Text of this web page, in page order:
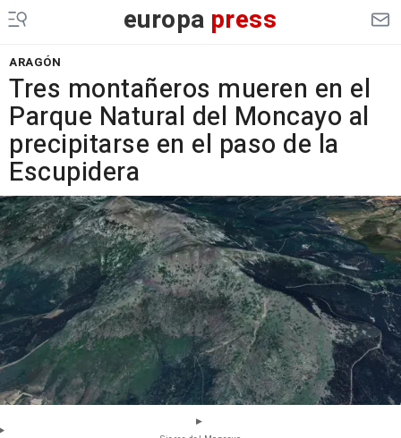
europa press
ARAGÓN
Tres montañeros mueren en el
Parque Natural del Moncayo al
precipitarse en el paso de la
Escupidera